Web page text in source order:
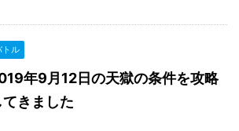
トル
年9月12日の天獄の条件を攻略
てきました